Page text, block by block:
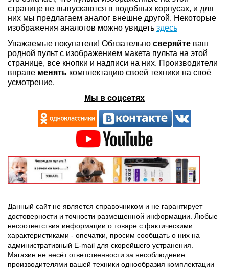
странице не выпускаются в подобных корпусах, и для
них мы предлагаем аналог внешне другой. Некоторые
изображения аналогов можно увидеть здесь
Уважаемые покупатели! Обязательно сверяйте ваш
родной пульт с изображением макета пульта на этой
странице, все кнопки и надписи на них. Производители
вправе менять комплектацию своей техники на своё
усмотрение.
Мы в соцсетях
Данный сайт не является справочником и не гарантирует
достоверности и точности размещенной информации. Любые
несоответствия информации о товаре с фактическими
характеристиками - опечатки, просим сообщать о них на
административный E-mail для скорейшего устранения.
Магазин не несёт ответственности за несоблюдение
производителями вашей техники однообразия комплектации